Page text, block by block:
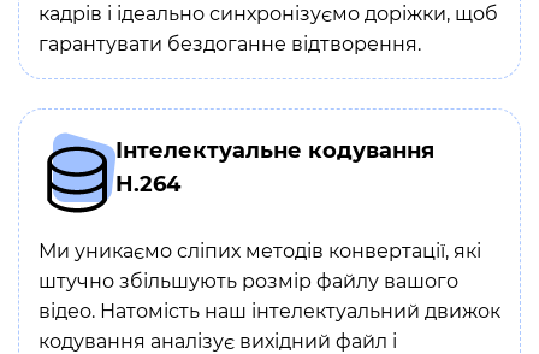
кадрів і ідеально синхронізуємо доріжки, щоб
гарантувати бездоганне відтворення.
Інтелектуальне кодування
H.264
Ми уникаємо сліпих методів конвертації, які
штучно збільшують розмір файлу вашого
відео. Натомість наш інтелектуальний движок
кодування аналізує вихідний файл і